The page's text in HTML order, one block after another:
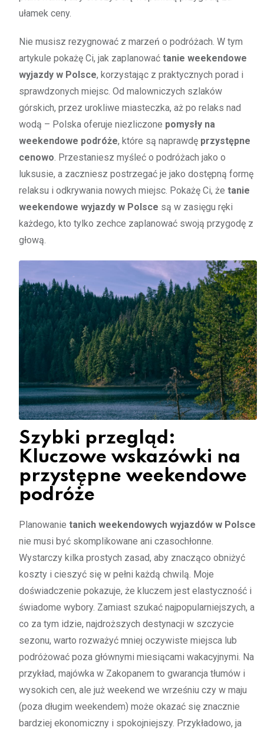
ułamek ceny.
Nie musisz rezygnować z marzeń o podróżach. W tym
artykule pokażę Ci, jak zaplanować tanie weekendowe
wyjazdy w Polsce, korzystając z praktycznych porad i
sprawdzonych miejsc. Od malowniczych szlaków
górskich, przez urokliwe miasteczka, aż po relaks nad
wodą – Polska oferuje niezliczone pomysły na
weekendowe podróże, które są naprawdę przystępne
cenowo. Przestaniesz myśleć o podróżach jako o
luksusie, a zaczniesz postrzegać je jako dostępną formę
relaksu i odkrywania nowych miejsc. Pokażę Ci, że tanie
weekendowe wyjazdy w Polsce są w zasięgu ręki
każdego, kto tylko zechce zaplanować swoją przygodę z
głową.
Szybki przegląd:
Kluczowe wskazówki na
przystępne weekendowe
podróże
Planowanie tanich weekendowych wyjazdów w Polsce
nie musi być skomplikowane ani czasochłonne.
Wystarczy kilka prostych zasad, aby znacząco obniżyć
koszty i cieszyć się w pełni każdą chwilą. Moje
doświadczenie pokazuje, że kluczem jest elastyczność i
świadome wybory. Zamiast szukać najpopularniejszych, a
co za tym idzie, najdroższych destynacji w szczycie
sezonu, warto rozważyć mniej oczywiste miejsca lub
podróżować poza głównymi miesiącami wakacyjnymi. Na
przykład, majówka w Zakopanem to gwarancja tłumów i
wysokich cen, ale już weekend we wrześniu czy w maju
(poza długim weekendem) może okazać się znacznie
bardziej ekonomiczny i spokojniejszy. Przykładowo, ja